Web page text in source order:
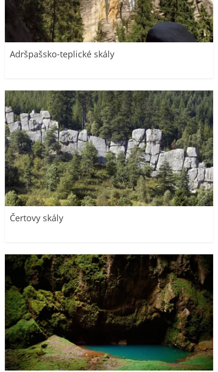
Adršpašsko-teplické skály
Čertovy skály